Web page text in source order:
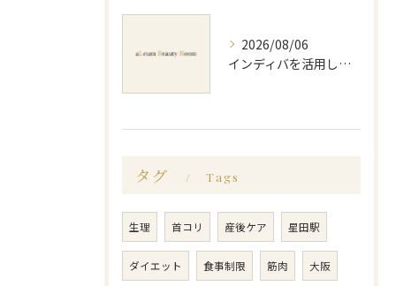
2026/08/06
インディバを活用した足痩せ方法とセルライトやむくみ改善のポイント
タグ Tags
生理 首コリ 産後ケア 星田駅
ダイエット 食事制限 筋肉 大阪